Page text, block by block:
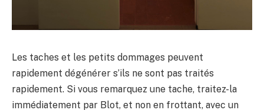
Les taches et les petits dommages peuvent
rapidement dégénérer s’ils ne sont pas traités
rapidement. Si vous remarquez une tache, traitez-la
immédiatement par Blot, et non en frottant, avec un